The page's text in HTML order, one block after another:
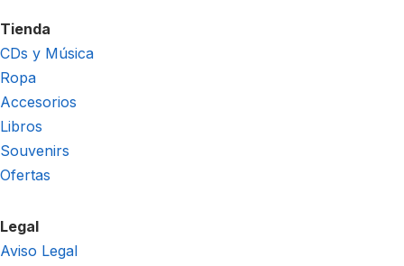
Tienda
CDs y Música
Ropa
Accesorios
Libros
Souvenirs
Ofertas
Legal
Aviso Legal